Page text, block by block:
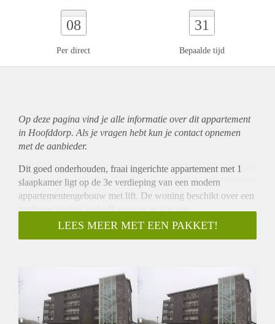
08
Per direct
31
Bepaalde tijd
Op deze pagina vind je alle informatie over ditappartement
in Hoofddorp. Als je vragen hebt kun je contact opnemen
met de aanbieder.
Dit goed onderhouden, fraai ingerichte appartement met 1
slaapkamer ligt op de 3e verdieping van een modern
appartementengebouw met lift. De woning beschikt over een
moderne keuken en badkamer en er is ruime
parkeergelegenheid naast het gebouw. Op enkele minuten
loopafstand liggen de haltes van de (snel)bussen richting
Haarlem. Recreatiegebied het Haarlemmermeerse Bos met
zwemwater, ligweide en strandcafe ligt op loopafstand.
Indeling:
LEES MEER MET EEN PAKKET!